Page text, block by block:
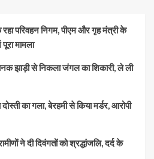
परिवहन निगम, पीएम और गृह मंत्री के
मामला
झाड़ी से निकला जंगल का शिकारी, ले ली
का गला, बेरहमी से किया मर्डर, आरोपी
ने दी दिवंगतों को श्रद्धांजलि, दर्द के